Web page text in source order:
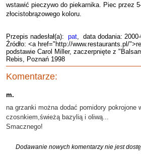
wstawić pieczywo do piekarnika. Piec przez
złocistobrązowego koloru.
Przepis nadesłał(a): pat, data dodania:
Źródło: <a href="http://www.restaurants.pl/
podstawie Carol Miller, zaczerpnięte z
Rebis, Poznań 1998
Komentarze:
m.
na grzanki można dodać pomidory pokrojone
czosnkiem,świeżą bazylią i oliwą...
Smacznego!
Dodawanie nowych komentarzy nie jest